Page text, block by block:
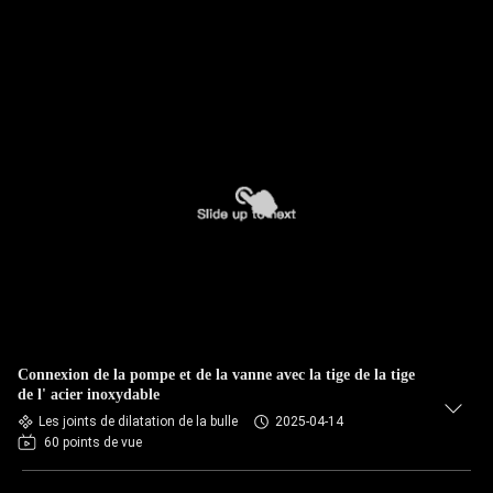
Connexion de la pompe et de la vanne avec la tige de la tige
de l' acier inoxydable
Les joints de dilatation de la bulle
2025-04-14
60 points de vue